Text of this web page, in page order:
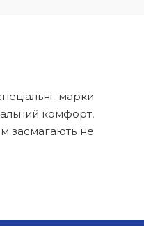
марки
комфорт,
засмагають не